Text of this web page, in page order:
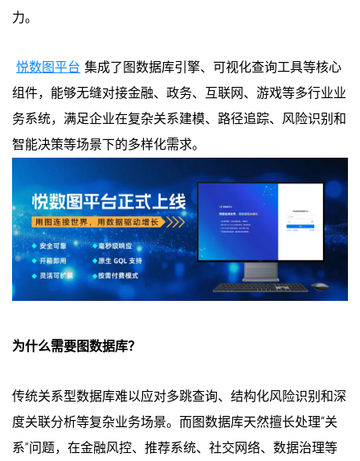
力。
悦数图平台 集成了图数据库引擎、可视化查询工具等核心
组件，能够无缝对接金融、政务、互联网、游戏等多行业业
务系统，满足企业在复杂关系建模、路径追踪、风险识别和
智能决策等场景下的多样化需求。
为什么需要图数据库？
传统关系型数据库难以应对多跳查询、结构化风险识别和深
度关联分析等复杂业务场景。而图数据库天然擅长处理“关
系”问题，在金融风控、推荐系统、社交网络、数据治理等